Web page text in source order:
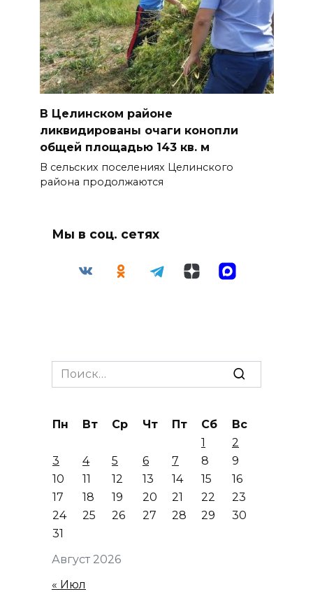
В Целинском районе
ликвидированы очаги конопли
общей площадью 143 кв. м
В сельских поселениях Целинского
района продолжаются
Мы в соц. сетях
Search
for:
Август 2026
Пн Вт Ср Чт Пт Сб
Вс
1
2
3
4 5 6 7 8
9
10
11 12 13 14 15
16
17
18 19 20 21 22
23
24
25 26 27 28 29
30
31
« Июл